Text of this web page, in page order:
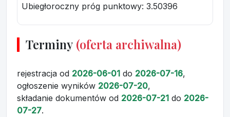
Ubiegłoroczny próg punktowy: 3.50396
Terminy (oferta archiwalna)
rejestracja od 2026-06-01 do 2026-07-16,
ogłoszenie wyników 2026-07-20,
składanie dokumentów od 2026-07-21 do 2026-
07-27.